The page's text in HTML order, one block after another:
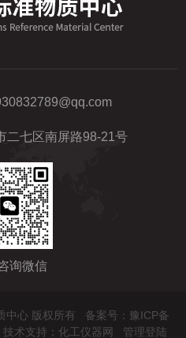
二七区南屏路98-21号
询微信
中心 版权所有 备案号：豫ICP备
技术支持： 化工仪器网 管理登陆